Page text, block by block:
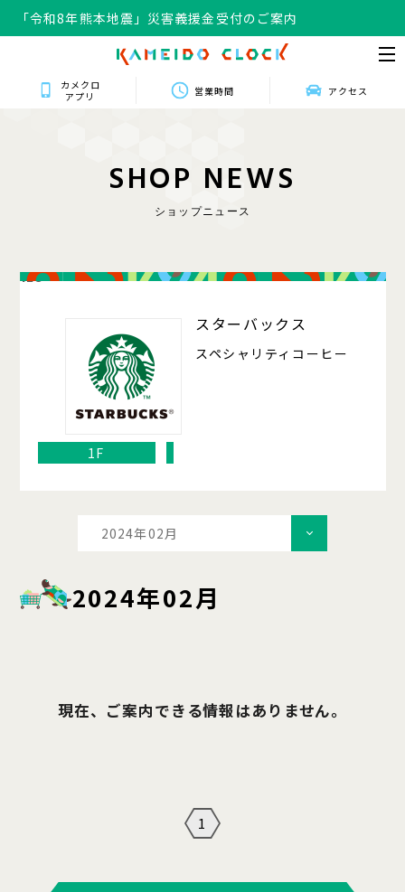
「令和8年熊本地震」災害義援金受付のご案内
カメクロ
アプリ
営業時間 アクセス
SHOP NEWS
ショップニュース
128
スターバックス
スペシャリティコーヒー
1F
2024年02月
2024年02月
現在、ご案内できる情報はありません。
1